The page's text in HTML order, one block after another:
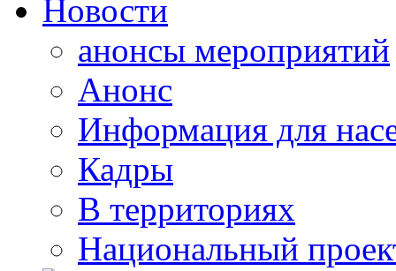
Новости
анонсы мероприятий
Анонс
Информация для
Кадры
В территориях
Национальный